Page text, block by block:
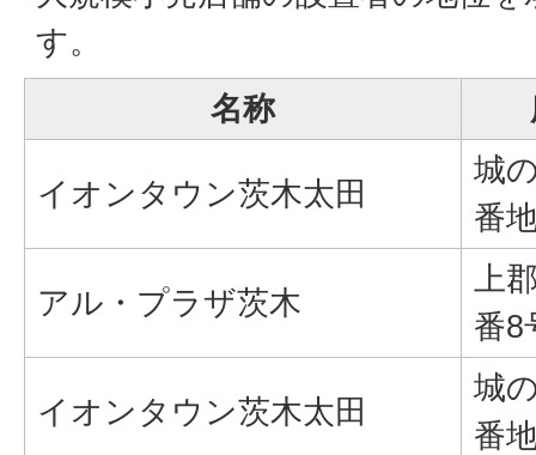
す。
名称
イオンタウン茨木太田
城
番
アル・プラザ茨木
上
番8
イオンタウン茨木太田
城
番